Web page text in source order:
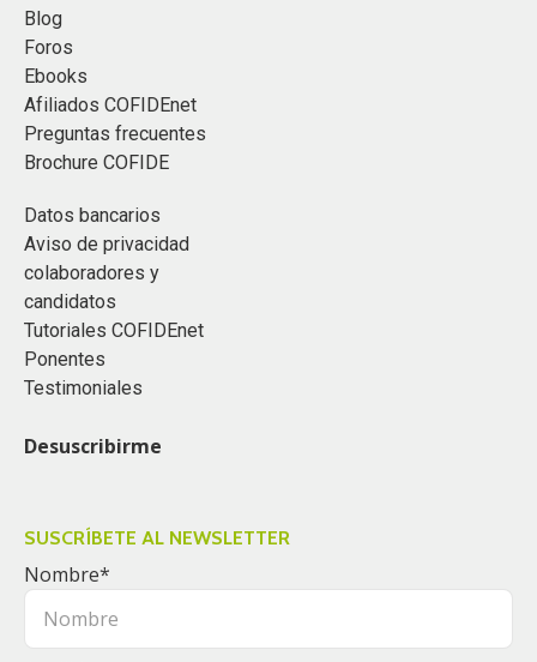
Blog
Foros
Ebooks
Afiliados COFIDEnet
Preguntas frecuentes
Brochure COFIDE
Datos bancarios
Aviso de privacidad
colaboradores y
candidatos
Tutoriales COFIDEnet
Ponentes
Testimoniales
Desuscribirme
SUSCRÍBETE AL NEWSLETTER
Nombre*